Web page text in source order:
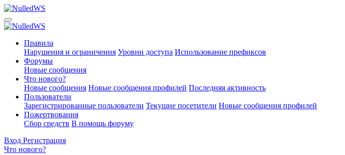
Правила
Нарушения и ограничения Уровни доступа Использование префиксов
Форумы
Новые сообщения
Что нового?
Новые сообщения Новые сообщения профилей Последняя активность
Пользователи
Зарегистрированные пользователи Текущие посетители Новые сообщения профилей
Пожертвования
Сбор средств В помощь форуму
Вход Регистрация
Что нового?